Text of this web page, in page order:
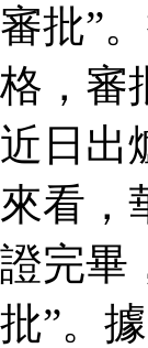
審批”
格，審
近日出
來看，
證完畢
批”。